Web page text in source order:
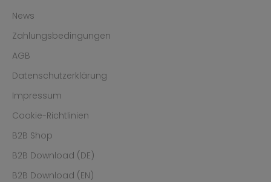
News
Zahlungsbedingungen
AGB
Datenschutzerklärung
Impressum
Cookie-Richtlinien
B2B Shop
B2B Download (DE)
B2B Download (EN)